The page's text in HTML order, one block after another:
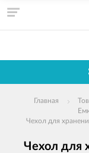
Главная
Чехол для
Чехол для